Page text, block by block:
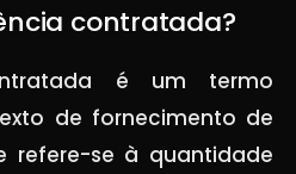
contratada?
é um termo
de fornecimento de
refere-se à quantidade